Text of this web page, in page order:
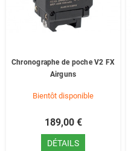
Chronographe de poche V2 FX
Airguns
Bientôt disponible
189,00 €
DÉTAILS